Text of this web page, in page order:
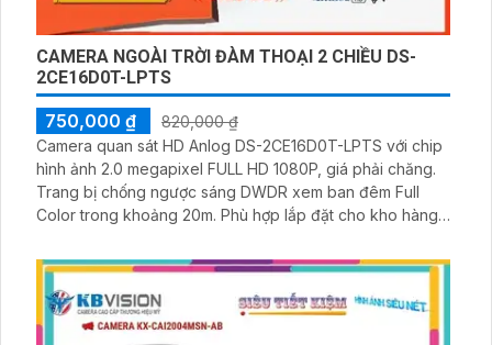
CAMERA NGOÀI TRỜI ĐÀM THOẠI 2 CHIỀU DS-
2CE16D0T-LPTS
750,000 ₫
820,000 ₫
Camera quan sát HD Anlog DS-2CE16D0T-LPTS với chip
hình ảnh 2.0 megapixel FULL HD 1080P, giá phải chăng.
Trang bị chống ngược sáng DWDR xem ban đêm Full
Color trong khoảng 20m. Phù hợp lắp đặt cho kho hàng,